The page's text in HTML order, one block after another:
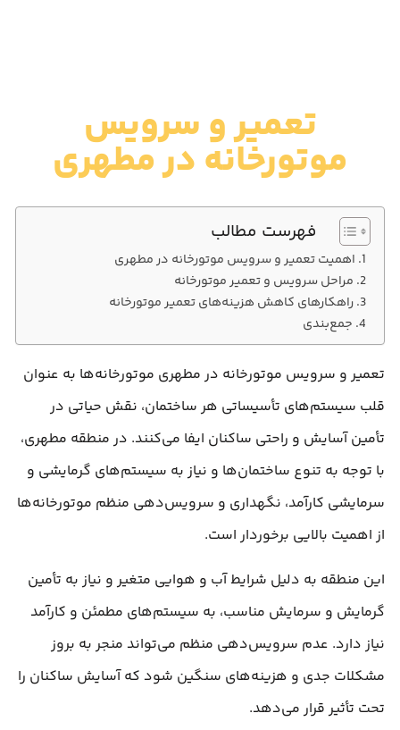
تعمیر و سرویس
موتورخانه در مطهری
فهرست مطالب
اهمیت تعمیر و سرویس موتورخانه در مطهری
مراحل سرویس و تعمیر موتورخانه
راهکارهای کاهش هزینه‌های تعمیر موتورخانه
جمع‌بندی
تعمیر و سرویس موتورخانه در مطهری موتورخانه‌ها به عنوان
قلب سیستم‌های تأسیساتی هر ساختمان، نقش حیاتی در
تأمین آسایش و راحتی ساکنان ایفا می‌کنند. در منطقه مطهری،
با توجه به تنوع ساختمان‌ها و نیاز به سیستم‌های گرمایشی و
سرمایشی کارآمد، نگهداری و سرویس‌دهی منظم موتورخانه‌ها
از اهمیت بالایی برخوردار است.
این منطقه به دلیل شرایط آب و هوایی متغیر و نیاز به تأمین
گرمایش و سرمایش مناسب، به سیستم‌های مطمئن و کارآمد
نیاز دارد. عدم سرویس‌دهی منظم می‌تواند منجر به بروز
مشکلات جدی و هزینه‌های سنگین شود که آسایش ساکنان را
تحت تأثیر قرار می‌دهد.